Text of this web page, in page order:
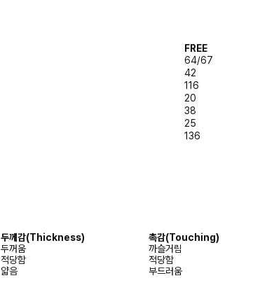
FREE
64/67
42
116
20
38
25
136
두께감(Thickness)
촉감(Touching)
두꺼움
까슬거림
적당함
적당함
얇음
부드러움